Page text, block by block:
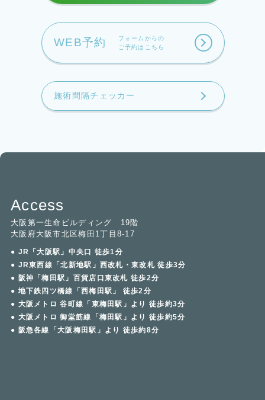
WEB予約
フォームからの
ご予約はこちら
施術間隔チェッカー
Access
大阪第一生命ビルディング 19階
大阪府大阪市北区梅田1丁目8-17
● JR「大阪駅」中央口 徒歩1分
● JR東西線「北新地駅」西改札・東改札 徒歩3分
● 阪神「梅田駅」百貨店口東改札 徒歩2分
● 地下鉄四ツ橋線「西梅田駅」 徒歩2分
● 大阪メトロ 谷町線「東梅田駅」より 徒歩約3分
● 大阪メトロ 御堂筋線「梅田駅」より 徒歩約5分
● 阪急各線「大阪梅田駅」より 徒歩約8分